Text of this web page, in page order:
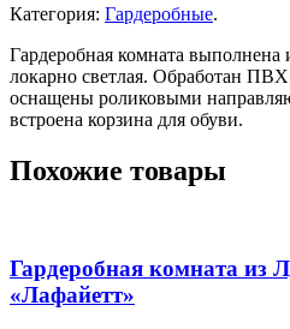
Категория: Гардеробные.
Гардеробная комната
локарно светлая. Обработан
оснащены роликовыми
встроена корзина для обуви.
Похожие товары
Гардеробная комната из
«Лафайетт»